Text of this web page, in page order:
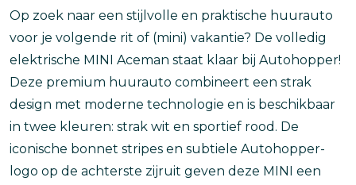
Op zoek naar een stijlvolle en praktische huurauto
voor je volgende rit of (mini) vakantie? De volledig
elektrische MINI Aceman staat klaar bij Autohopper!
Deze premium huurauto combineert een strak
design met moderne technologie en is beschikbaar
in twee kleuren: strak wit en sportief rood. De
iconische bonnet stripes en subtiele Autohopper-
logo op de achterste zijruit geven deze MINI een